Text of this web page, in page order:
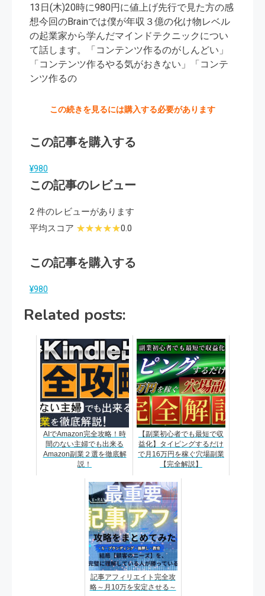
13日(木)20時に980円に値上げ先行で見た方の感
想今回のBrainでは僕が年収３億の化け物レベル
の起業家から学んだマインドテクニックについ
て話します。「コンテンツ作るのがしんどい」
「コンテンツ作るやる気がおきない」「コンテ
ンツ作るの
この続きを見るには購入する必要があります
この記事を購入する
¥980
この記事のレビュー
2 件のレビューがあります
平均スコア
0.0
この記事を購入する
¥980
Related posts:
AIでAmazon完全攻略！時
間のない主婦でも出来る
Amazon副業２選を徹底解
説！
【副業初心者でも最短で収
益化】タイピングするだけ
で月16万円を稼ぐ穴場副業
【完全解説】
記事アフィリエイト完全攻
略～月10万を安定させる～